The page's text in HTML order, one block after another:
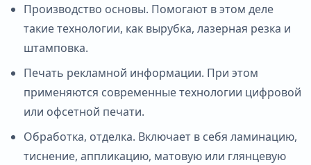
Производство основы. Помогают в этом деле
такие технологии, как вырубка, лазерная резка и
штамповка.
Печать рекламной информации. При этом
применяются современные технологии цифровой
или офсетной печати.
Обработка, отделка. Включает в себя ламинацию,
тиснение, аппликацию, матовую или глянцевую